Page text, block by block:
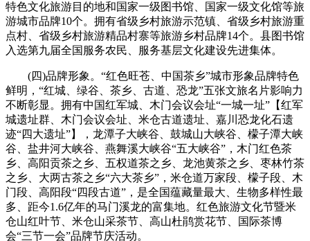
特色文化旅游目的地和国家一级图书馆、国家一级文化馆等旅
游城市品牌10个。拥有省级乡村旅游示范镇、省级乡村旅游重
点村、省级乡村旅游精品村寨等旅游乡村品牌14个。县图书馆
入选第九届全国服务农民、服务基层文化建设先进集体。
(四)品牌形象。“红色旺苍、中国茶乡”城市形象品牌特色
鲜明，“红城、绿谷、茶乡、古道、恐龙”五张文旅名片影响力
不断彰显。拥有中国红军城、木门会议会址“一城一址”【红军
城遗址群、木门会议会址、米仓古道遗址、嘉川恐龙化石遗
迹“四大遗址”】，龙潭子大峡谷、鼓城山大峡谷、檬子潭大峡
谷、盐井河大峡谷、燕舞溪大峡谷“五大峡谷”，木门红色茶
乡、高阳贡茶之乡、五权道茶之乡、龙池黄茶之乡、枣林竹茶
之乡、大两古茶之乡“六大茶乡”，米仓道万家段、檬子段、木
门段、高阳段“四段古道”，是全国蕴藏量最大、生物多样性最
多、距今1.6亿年的马门溪龙的富集地。红色旅游文化节暨米
仓山红叶节、米仓山采茶节、高山杜鹃赏花节、国际茶博
会“三节一会”品牌节庆活动。